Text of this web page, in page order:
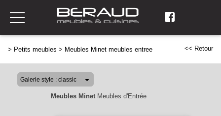
> Petits meubles > Meubles Minet meubles entree << Retour
Meubles MinetMeubles d'Entrée